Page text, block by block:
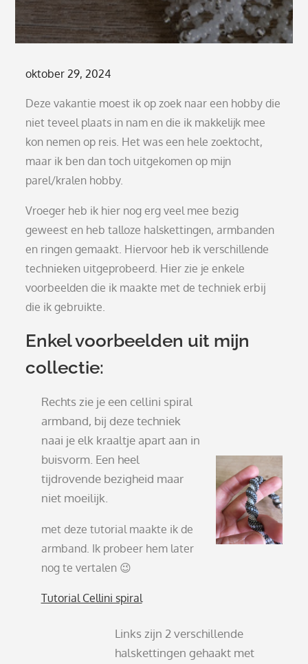
Posted
oktober 29, 2024
Deze vakantie moest ik op zoek naar een hobby die
niet teveel plaats in nam en die ik makkelijk mee
kon nemen op reis. Het was een hele zoektocht,
maar ik ben dan toch uitgekomen op mijn
parel/kralen hobby.
Vroeger heb ik hier nog erg veel mee bezig
geweest en heb talloze halskettingen, armbanden
en ringen gemaakt. Hiervoor heb ik verschillende
technieken uitgeprobeerd. Hier zie je enkele
voorbeelden die ik maakte met de techniek erbij
die ik gebruikte.
Enkel voorbeelden uit mijn
collectie:
Rechts zie je een cellini spiral
armband, bij deze techniek
naai je elk kraaltje apart aan in
buisvorm. Een heel
tijdrovende bezigheid maar
niet moeilijk.
met deze tutorial maakte ik de
armband. Ik probeer hem later
nog te vertalen 😉
Tutorial Cellini spiral
Links zijn 2 verschillende
halskettingen gehaakt met